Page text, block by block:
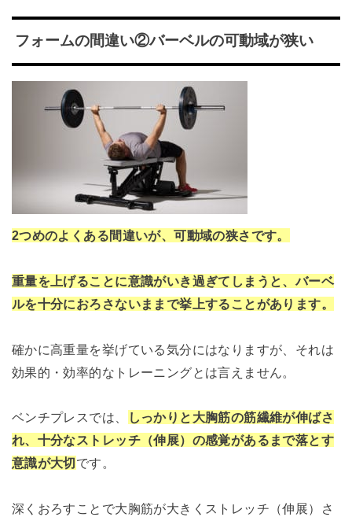
フォームの間違い②バーベルの可動域が狭い
2つめのよくある間違いが、可動域の狭さです。
重量を上げることに意識がいき過ぎてしまうと、バーベ
ルを十分におろさないままで挙上することがあります。
確かに高重量を挙げている気分にはなりますが、それは
効果的・効率的なトレーニングとは言えません。
ベンチプレスでは、
しっかりと大胸筋の筋繊維が伸ばさ
れ、十分なストレッチ（伸展）の感覚があるまで落とす
意識が大切 です。
深くおろすことで大胸筋が大きくストレッチ（伸展）さ